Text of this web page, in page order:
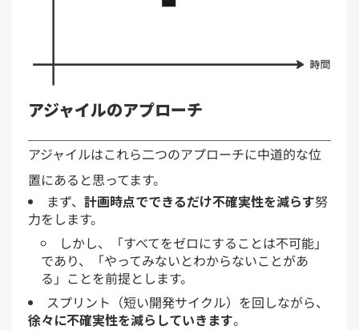
アジャイルのアプローチ
アジャイルはこれら二つのアプローチに中道的な位
置にあると思ってます。
まず、 計画時点でできるだけ不確実性を減らす努
力をします。
しかし、「すべてをゼロにすることは不可能」
であり、「やってみないとわからないことがあ
る」ことを前提とします。
スプリント（短い開発サイクル）を回しながら、
徐々に不確実性を減らしていきます。